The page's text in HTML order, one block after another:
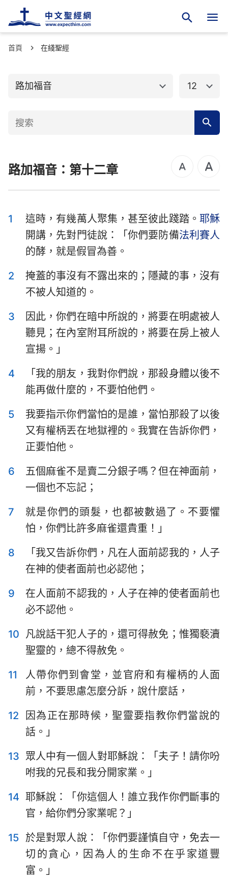
首頁 在綫聖經
路加福音
舊約聖經
馬太福音
使徒行傳
加拉太書
帖撒羅尼迦前書 帖撒羅尼迦後書
提摩太前書 提摩太後書
希伯來書
約翰一書 約翰二書
約翰三書
啟示錄
12
路加福音：第十二章
1 這時，有幾萬人聚集，甚至彼此踐踏。 耶穌
開講，先對門徒說：「你們要防備法利賽人
的酵，就是假冒為善。
2
掩蓋的事沒有不露出來的；隱藏的事，沒有
不被人知道的。
3
因此，你們在暗中所說的，將要在明處被人
聽見；在內室附耳所說的，將要在房上被人
宣揚。」
4
「我的朋友，我對你們說，那殺身體以後不
能再做什麼的，不要怕他們。
5
我要指示你們當怕的是誰，當怕那殺了以後
又有權柄丟在地獄裡的。我實在告訴你們，
正要怕他。
6
五個麻雀不是賣二分銀子嗎？但在神面前，
一個也不忘記；
7
就是你們的頭髮，也都被數過了。不要懼
怕，你們比許多麻雀還貴重！」
8
「我又告訴你們，凡在人面前認我的，人子
在神的使者面前也必認他；
9
在人面前不認我的，人子在神的使者面前也
必不認他。
10 凡說話干犯人子的，還可得赦免；惟獨褻瀆
聖靈的，總不得赦免。
11
人帶你們到會堂，並官府和有權柄的人面
前，不要思慮怎麼分訴，說什麼話，
12
因為正在那時候，聖靈要指教你們當說的
話。」
13 眾人中有一個人對耶穌說：「夫子！請你吩
咐我的兄長和我分開家業。」
14 耶穌說：「你這個人！誰立我作你們斷事的
官，給你們分家業呢？」
15 於是對眾人說：「你們要謹慎自守，免去一
切的貪心，因為人的生命不在乎家道豐
富。」